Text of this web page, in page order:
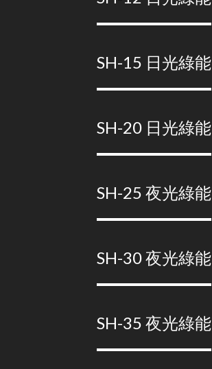
SH-15 日光綠能
SH-20 日光綠能
SH-25 夜光綠能
SH-30 夜光綠能
SH-35 夜光綠能